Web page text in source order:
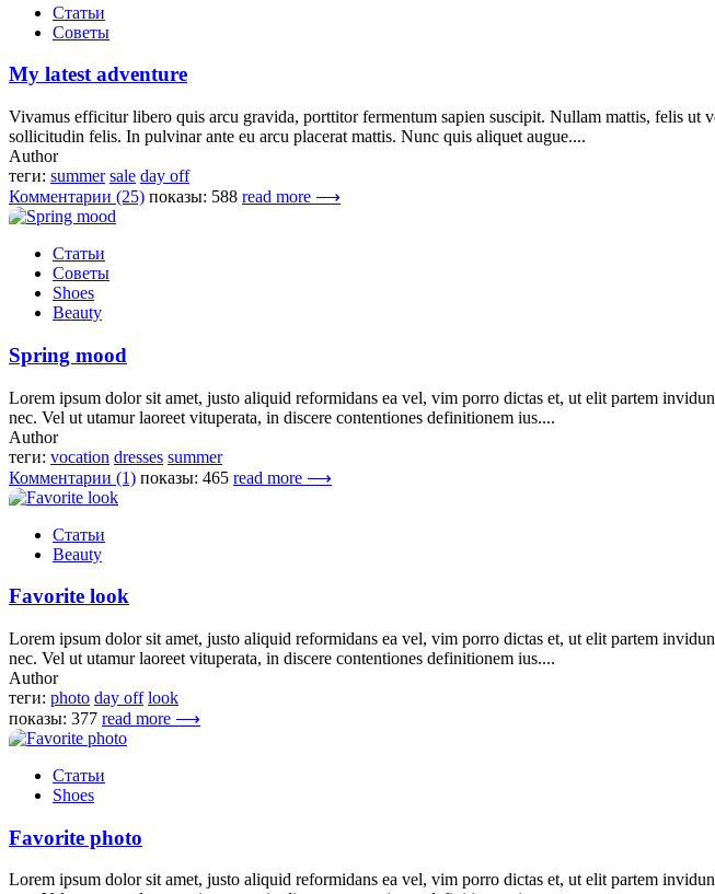
Статьи
Советы
My latest adventure
Vivamus efficitur libero quis arcu gravida, porttitor fermentum sapien suscipit. Nullam mattis, felis ut
sollicitudin felis. In pulvinar ante eu arcu placerat mattis. Nunc quis aliquet augue....
Author
теги: summer sale day off
Комментарии (25) показы: 588 read more ⟶
Статьи
Советы
Shoes
Beauty
Spring mood
Lorem ipsum dolor sit amet, justo aliquid reformidans ea vel, vim porro dictas et, ut elit partem
nec. Vel ut utamur laoreet vituperata, in discere contentiones definitionem ius....
Author
теги: vocation dresses summer
Комментарии (1) показы: 465 read more ⟶
Статьи
Beauty
Favorite look
Lorem ipsum dolor sit amet, justo aliquid reformidans ea vel, vim porro dictas et, ut elit partem
nec. Vel ut utamur laoreet vituperata, in discere contentiones definitionem ius....
Author
теги: photo day off look
показы: 377 read more ⟶
Статьи
Shoes
Favorite photo
Lorem ipsum dolor sit amet, justo aliquid reformidans ea vel, vim porro dictas et, ut elit partem